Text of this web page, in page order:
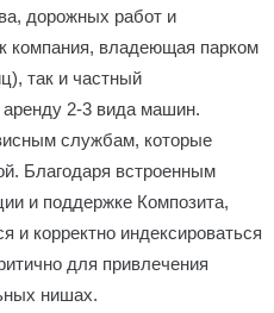
дорожных работ и
компания, владеющая парком
так и частный
2-3 вида машин.
службам, которые
Благодаря встроенным
и поддержке Композита,
и корректно индексироваться
для привлечения
нишах.